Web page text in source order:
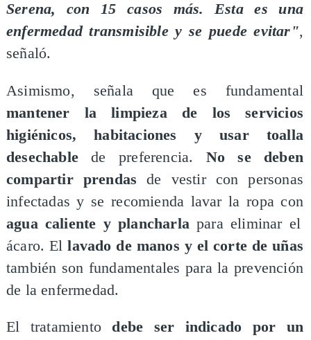
Serena, con 15 casos más. Esta es una
enfermedad transmisible y se puede evitar",
señaló.
Asimismo, señala que es fundamental
mantener la limpieza de los servicios
higiénicos, habitaciones y usar toalla
desechablede preferencia. No se deben
compartir prendasde vestir con personas
infectadas y se recomienda lavar la ropa con
agua caliente y plancharla para eliminar el
ácaro. Ellavado de manos y el corte de uñas
también son fundamentales para la prevención
de la enfermedad.
El tratamiento debe ser indicado por un